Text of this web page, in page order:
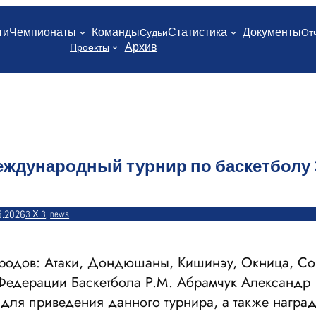
Чемпионаты КомандыСудьиСтатистика Документы
Проекты
Архив
турнир по баскетболу
3 Х 3, news
Атаки, Дондюшаны, Кишинэу, Окница,
Баскетбола Р.М. Абрамчук Александр
приведения данного турнира, а также